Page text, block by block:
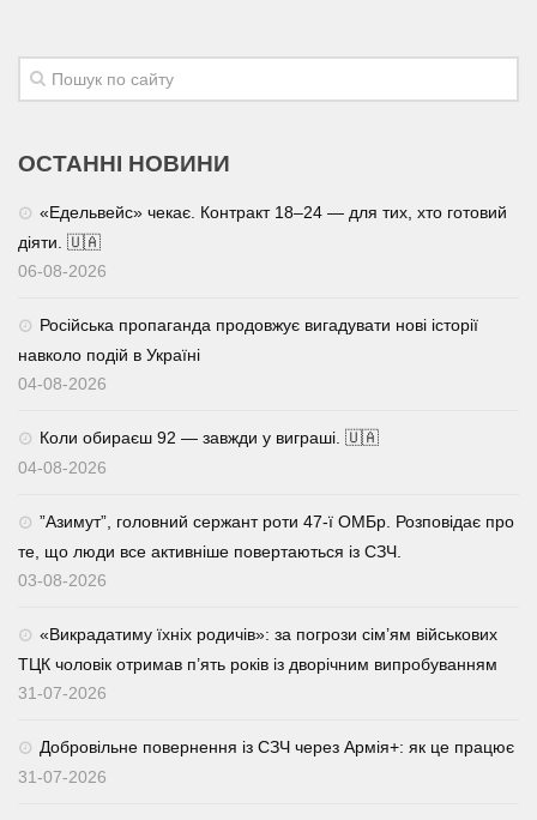
ОСТАННІ НОВИНИ
«Едельвейс» чекає. Контракт 18–24 — для тих, хто готовий
діяти. 🇺🇦
06-08-2026
Російська пропаганда продовжує вигадувати нові історії
навколо подій в Україні
04-08-2026
Коли обираєш 92 — завжди у виграші. 🇺🇦
04-08-2026
⁨”Азимут”, головний сержант роти 47-ї ОМБр. Розповідає про
те, що люди все активніше повертаються із СЗЧ.
03-08-2026
«Викрадатиму їхніх родичів»: за погрози сім’ям військових
ТЦК чоловік отримав п’ять років із дворічним випробуванням
31-07-2026
Добровільне повернення із СЗЧ через Армія+: як це працює
31-07-2026